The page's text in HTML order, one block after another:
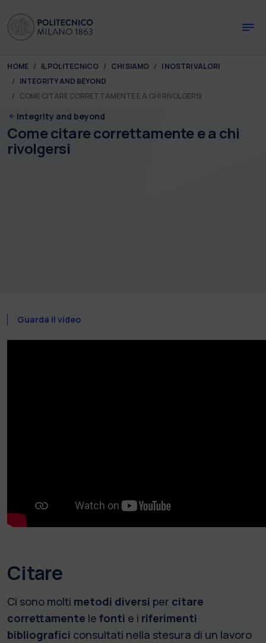
You are here:
HOME IL POLITECNICO CHI SIAMO
I NOSTRI VALORI
INTEGRITY AND BEYOND
COME CITARE CORRETTAMENTE E A CHI RIVOLGERSI
Integrity and beyond
Come citare correttamente e a chi
rivolgersi
Guarda il video
Citare
Ci sono molti metodi diversi per citare
correttamente le fonti e i riferimenti
bibliografici consultati nella stesura di un lavoro